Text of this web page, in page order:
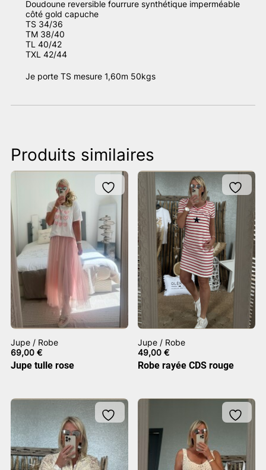
Doudoune reversible fourrure synthétique imperméable
côté gold capuche
TS 34/36
TM 38/40
TL 40/42
TXL 42/44
Je porte TS mesure 1,60m 50kgs
Produits similaires
Jupe / Robe
69,00 €
Jupe tulle rose
Jupe / Robe
49,00€
Robe rayée CDS rouge